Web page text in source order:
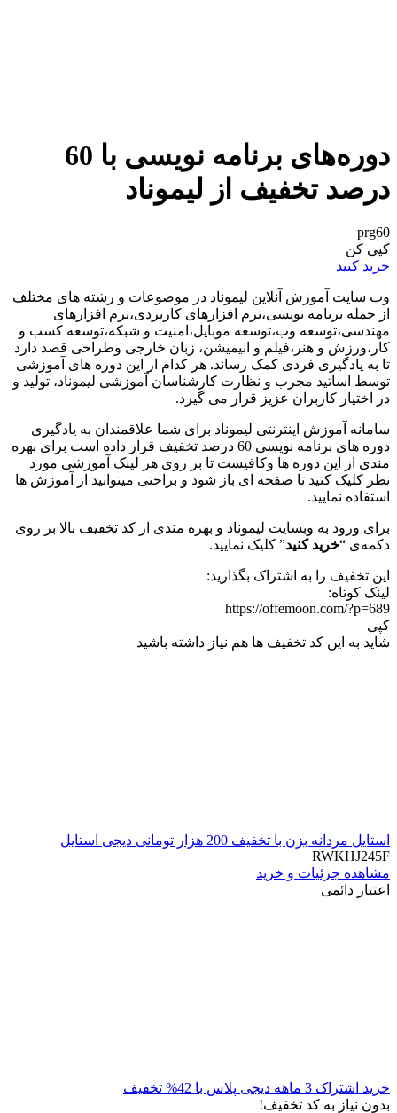
دوره‌های برنامه نویسی با 60
درصد تخفیف از لیموناد
prg60
کپی کن
خرید کنید
وب سایت آموزش آنلاین لیموناد در موضوعات و رشته های مختلف
از جمله برنامه نویسی،نرم افزارهای کاربردی،نرم افزارهای
مهندسی،توسعه وب،توسعه موبایل،امنیت و شبکه،توسعه کسب و
کار،ورزش و هنر،فیلم و انیمیشن، زبان خارجی وطراحی قصد دارد
تا به یادگیری فردی کمک رساند. هر کدام از این دوره های آموزشی
توسط اساتید مجرب و نظارت کارشناسان آموزشی لیموناد، تولید و
در اختیار کاربران عزیز قرار می گیرد.
سامانه آموزش اینترنتی لیموناد برای شما علاقمندان به یادگیری
دوره های برنامه نویسی 60 درصد تخفیف قرار داده است برای بهره
مندی از این دوره ها وکافیست تا بر روی هر لینک آموزشی مورد
نظر کلیک کنید تا صفحه ای باز شود و براحتی میتوانید از آموزش ها
استفاده نمایید.
برای ورود به وبسایت لیموناد و بهره مندی از کد تخفیف بالا بر روی
دکمه‌ی “خرید کنید” کلیک نمایید.
این تخفیف را به اشتراک بگذارید:
لینک کوتاه:
https://offemoon.com/?p=689
کپی
شاید به این کد تخفیف ها هم نیاز داشته باشید
استایل مردانه بزن با تخفیف 200 هزار تومانی دیجی استایل
RWKHJ245F
مشاهده جزئیات و خرید
اعتبار دائمی
خرید اشتراک 3 ماهه دیجی پلاس با 42% تخفیف
بدون نیاز به کد تخفیف!